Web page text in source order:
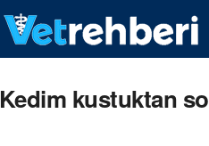
Kedim kustuktan